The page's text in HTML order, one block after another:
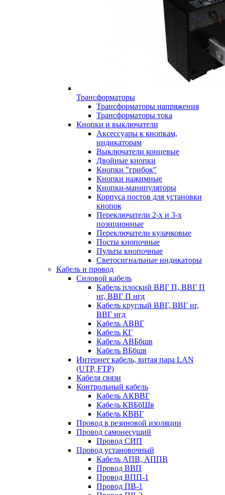
Трансформаторы
Трансформаторы напряжения
Трансформаторы тока
Кнопки и выключатели
Аксессуары к кнопкам,
индикаторам
Выключатели концевые
Двойные кнопки
Кнопки "грибок"
Кнопки нажимные
Кнопки-манипуляторы
Корпуса постов для установки
кнопок
Переключатели 2-х и 3-х
позиционные
Переключатели кулачковые
Посты кнопочные
Пульты кнопочные
Светосигнальные индикаторы
Кабель и провод
Силовой кабель
Кабель плоский ВВГ П, ВВГ П
нг, ВВГ П нгд
Кабель круглый ВВГ, ВВГ нг,
ВВГ нгд
Кабель АВВГ
Кабель КГ
Кабель АВБбшв
Кабель ВБбшв
Интернет кабель, витая пара LAN
(UTP, FTP)
Кабеля связи
Контрольный кабель
Кабель АКВВГ
Кабель КВБбШв
Кабель КВВГ
Провод в резиновой изоляции
Провод самонесущий
Провод СИП
Провод установочный
Кабель АПВ, АППВ
Провод ВВП
Провод ВПП-1
Провод ПВ-1